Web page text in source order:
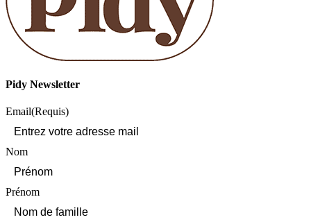
Pidy Newsletter
Email(Requis)
Nom
Prénom